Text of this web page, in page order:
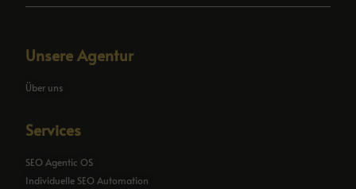
Unsere Agentur
Über uns
Services
SEO Agentic OS
Individuelle SEO Automation